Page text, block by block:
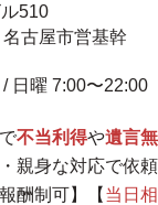
510
古屋市営基幹
日曜 7:00〜22:00
不当利得や遺言無
親身な対応で依頼
酬制可】【 当日相